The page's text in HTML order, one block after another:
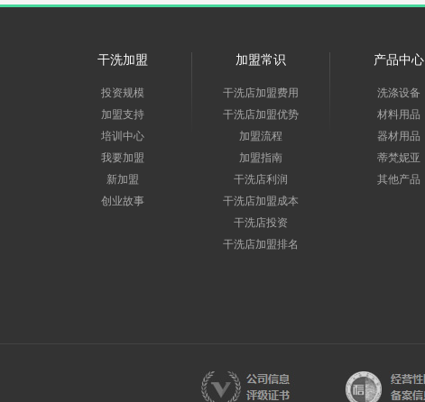
干洗加盟
投资规模
加盟支持
培训中心
我要加盟
新加盟
创业故事
加盟常识
干洗店加盟费用
干洗店加盟优势
加盟流程
加盟指南
干洗店利润
干洗店加盟成本
干洗店投资
干洗店加盟排名
产品中心
洗涤设备
材料用品
器材用品
蒂梵妮亚
其他产品